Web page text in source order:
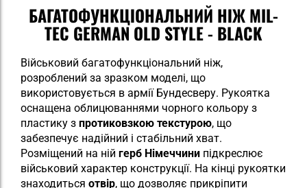
БАГАТОФУНКЦІОНАЛЬНИЙ НІЖ MIL-
TEC GERMAN OLD STYLE - BLACK
Військовий багатофункціональний ніж,
розроблений за зразком моделі, що
використовується в армії Бундесверу. Рукоятка
оснащена облицюваннями чорного кольору з
пластику з протиковзкою текстурою, що
забезпечує надійний і стабільний хват.
Розміщений на ній герб Німеччини підкреслює
військовий характер конструкції. На кінці рукоятки
знаходиться отвір, що дозволяє прикріпити